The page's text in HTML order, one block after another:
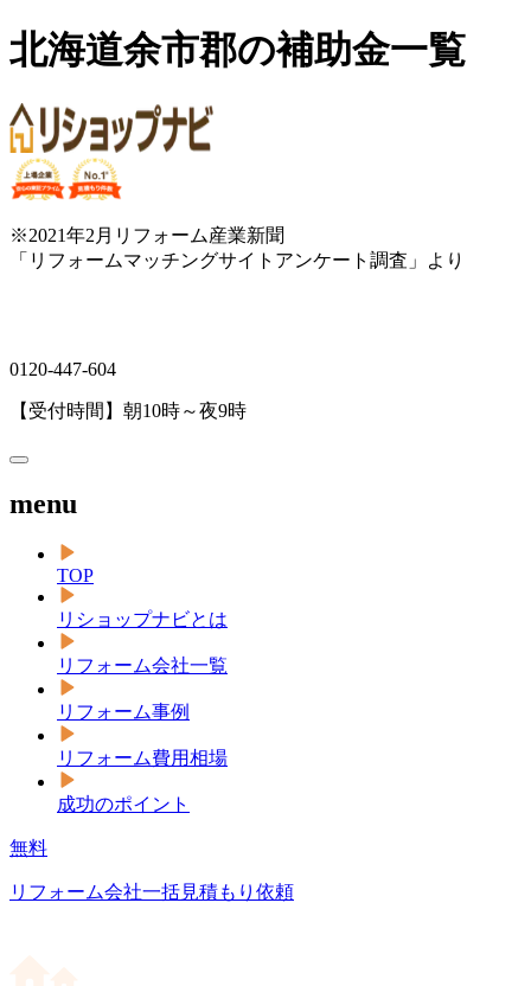
北海道余市郡の補助金一覧
※2021年2月リフォーム産業新聞
「リフォームマッチングサイトアンケート調査」より
0120-447-604
【受付時間】朝10時～夜9時
menu
TOP
リショップナビとは
リフォーム会社一覧
リフォーム事例
リフォーム費用相場
成功のポイント
無料
リフォーム会社一括見積もり依頼